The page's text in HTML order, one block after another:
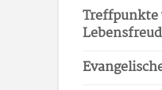
Treffpunkte